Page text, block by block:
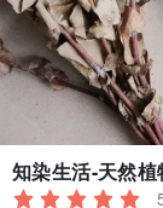
知染生活-天然